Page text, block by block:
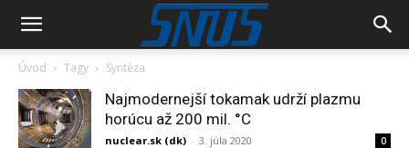
Úvod Tagy Syntéza
Najmodernejší tokamak udrží plazmu
horúcu až 200 mil. °C
nuclear.sk (dk) - 3. júla 2020 0